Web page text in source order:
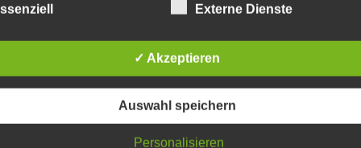
deren personenbezogene Daten von dem für die Verarbeitung
verarbeitet werden.
Externe Dienste
✓ Akzeptieren
Auswahl speichern
Personalisieren